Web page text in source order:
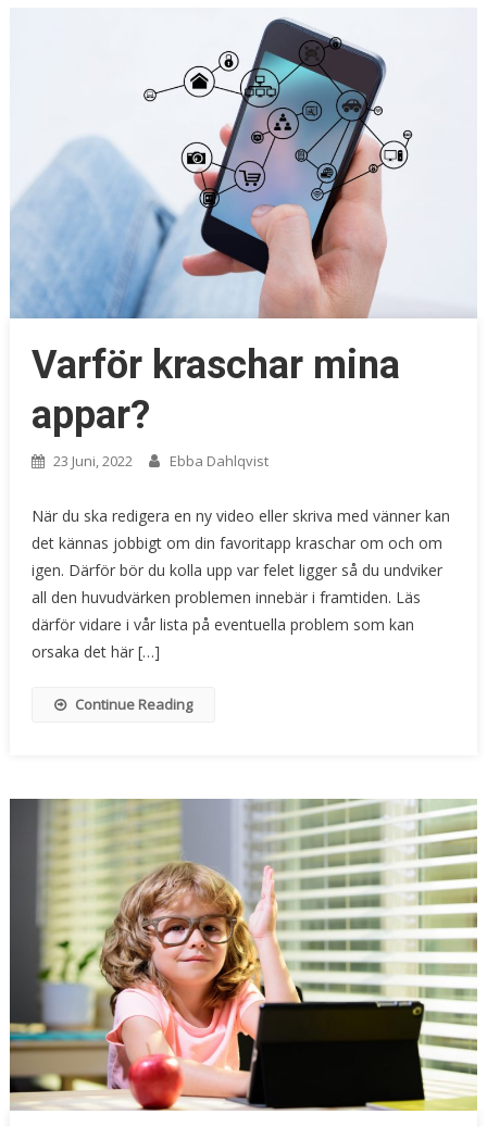
Varför kraschar mina
appar?
23 Juni, 2022 Ebba Dahlqvist
När du ska redigera en ny video eller skriva med vänner kan
det kännas jobbigt om din favoritapp kraschar om och om
igen. Därför bör du kolla upp var felet ligger så du undviker
all den huvudvärken problemen innebär i framtiden. Läs
därför vidare i vår lista på eventuella problem som kan
orsaka det här […]
Continue Reading